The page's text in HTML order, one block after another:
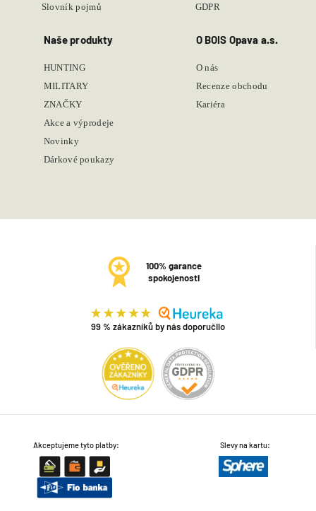
Slovník pojmů
GDPR
Naše produkty
HUNTING
MILITARY
ZNAČKY
Akce a výprodeje
Novinky
Dárkové poukazy
O BOIS Opava a.s.
O nás
Recenze obchodu
Kariéra
100% garance
spokojenosti
99 % zákazníků by nás doporučilo
Akceptujeme tyto platby: Slevy na kartu: